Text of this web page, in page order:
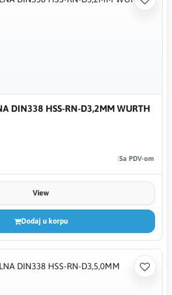
DIN338 HSS-RN-D3,2MM WURTH
Sa PDV-om
View
Dodaj u korpu